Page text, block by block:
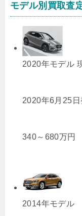
モデル別買取査
2020年モデル
2020年6月25日
340～ 680万円
2014年モデル